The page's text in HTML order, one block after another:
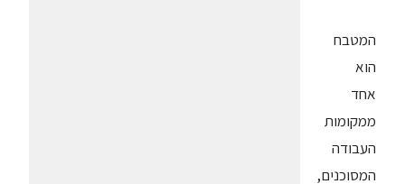
המטבח
הוא
אחד
ממקומות
העבודה
המסוכנים,